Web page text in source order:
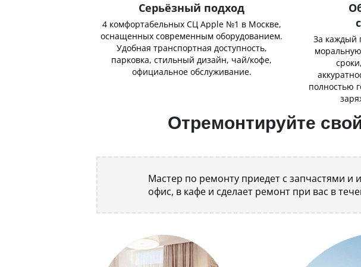
Серьёзный подход
4 комфортабельных СЦ Apple №1 в Москве,
оснащенных современным оборудованием.
Удобная транспортная доступность,
парковка, стильный дизайн, чай/кофе,
официальное обслуживание.
За каждый
полностью
Отремонтируйте
Мастер по ремонту приедет с запчастями и
офис, в кафе и сделает ремонт при вас в